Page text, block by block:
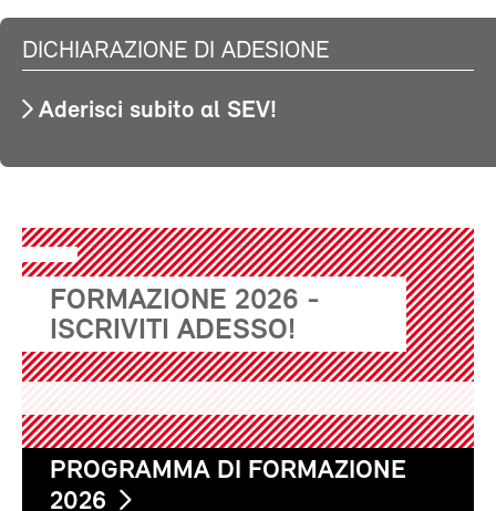
DICHIARAZIONE DI ADESIONE
Aderisci subito al SEV!
FORMAZIONE 2026 -
ISCRIVITI ADESSO!
PROGRAMMA DI FORMAZIONE
2026